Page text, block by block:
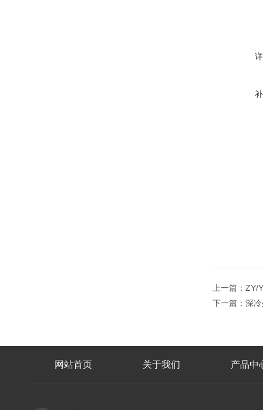
上一篇： ZY/
下一篇： 深
网站首页 关于我们 产品中